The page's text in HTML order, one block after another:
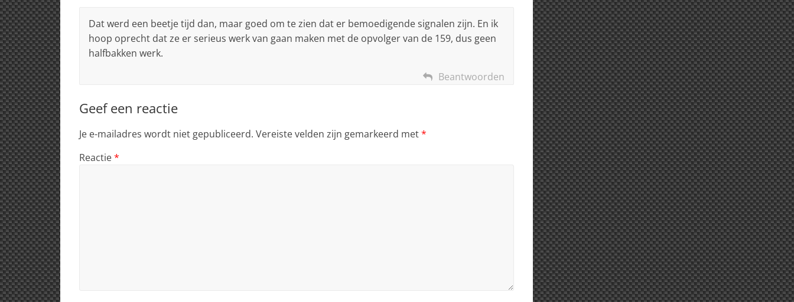
Dat werd een beetje tijd dan, maar goed om te zien dat er bemoedigende signalen zijn. En ik
hoop oprecht dat ze er serieus werk van gaan maken met de opvolger van de 159, dus geen
halfbakken werk.
Beantwoorden
Geef een reactie
Je e-mailadres wordt niet gepubliceerd. Vereiste velden zijn gemarkeerd met*
Reactie*